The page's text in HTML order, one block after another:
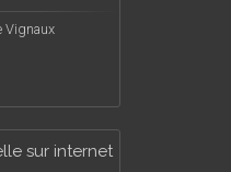
Vignaux
sur internet